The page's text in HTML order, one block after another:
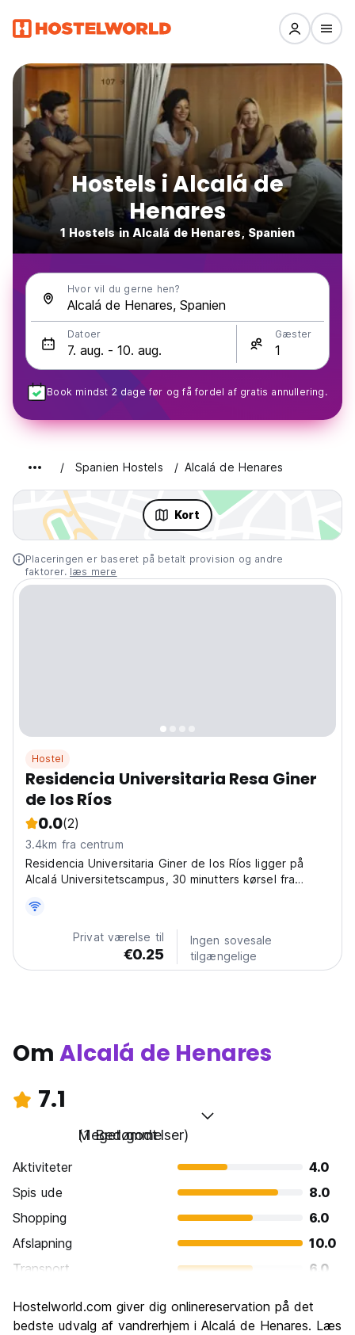
Hostels i Alcalá de
Henares
1 Hostels in Alcalá de Henares, Spanien
Hvor vil du gerne hen?
Datoer Gæster
Book mindst 2 dage før og få fordel af gratis annullering.
Spanien Hostels Alcalá de Henares
Kort
Placeringen er baseret på betalt provision og andre
faktorer. læs mere
Hostel
Residencia Universitaria Resa Giner
de los Ríos
0.0(2)
3.4km fra centrum
Residencia Universitaria Giner de los Ríos ligger på
Alcalá Universitetscampus, 30 minutters kørsel fra
og studiolejligheder, et fitnesscenter og gratis
Privat værelse til
€0.25
Ingen sovesale
tilgængelige
OmAlcalá de Henares
7.1
Meget godt
(1 Bedømmelser)
Aktiviteter
4.0
Spis ude
8.0
Shopping
6.0
Afslapning
10.0
Transport
6.0
Kultur
8.0
Hostelworld.com giver dig onlinereservation på det
bedste udvalg af vandrerhjem i Alcalá de Henares. Læs